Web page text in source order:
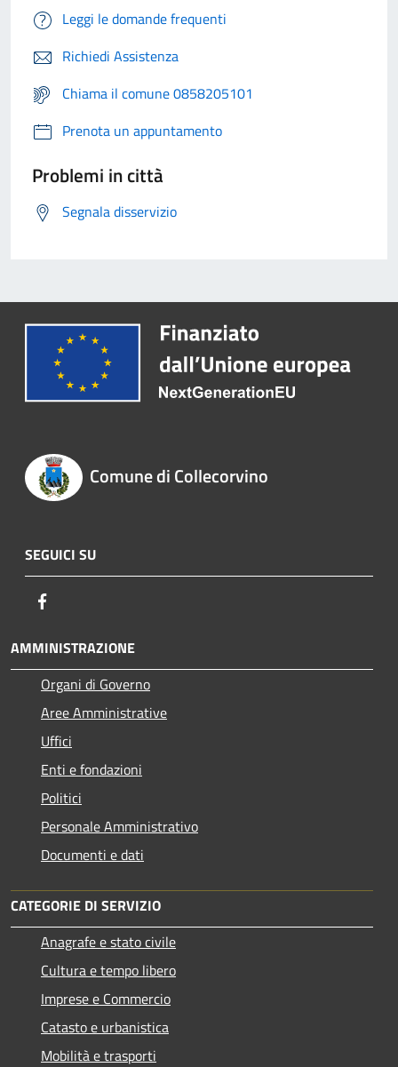
Leggi le domande frequenti
Richiedi Assistenza
Chiama il comune 0858205101
Prenota un appuntamento
Problemi in città
Segnala disservizio
Comune di Collecorvino
SEGUICI SU
AMMINISTRAZIONE
Organi di Governo
Aree Amministrative
Uffici
Enti e fondazioni
Politici
Personale Amministrativo
Documenti e dati
CATEGORIE DI SERVIZIO
Anagrafe e stato civile
Cultura e tempo libero
Imprese e Commercio
Catasto e urbanistica
Mobilità e trasporti